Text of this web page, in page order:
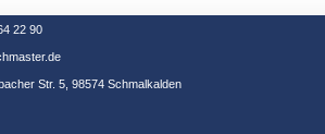
22 90
Str. 5, 98574 Schmalkalden